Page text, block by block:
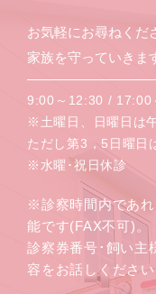
お気軽にお尋ねくだ
家族を守っていきま
9:00～12:30 / 17:00
※土曜日、日曜日は
ただし第3，5日曜日
※水曜･祝日休診
※診察時間内であ
能です(FAX不可)。
診察券番号･飼い主
容をお話しください